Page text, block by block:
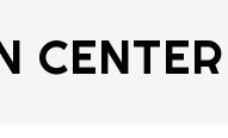
CENTER